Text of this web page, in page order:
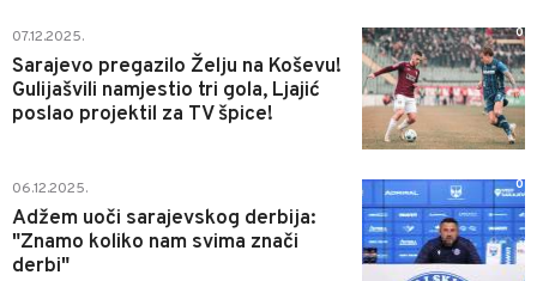
07.12.2025.
Sarajevo pregazilo Želju na Koševu!
Gulijašvili namjestio tri gola, Ljajić
poslao projektil za TV špice!
0
06.12.2025.
Adžem uoči sarajevskog derbija:
"Znamo koliko nam svima znači
derbi"
0